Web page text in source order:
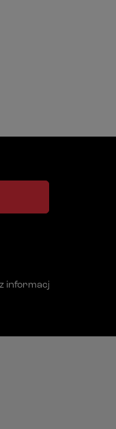
informacją handlową